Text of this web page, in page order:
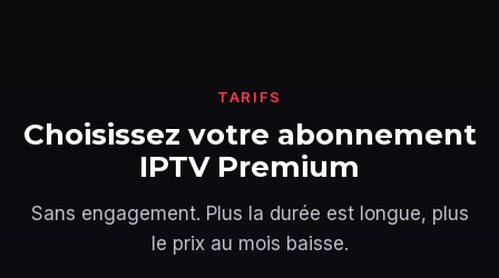
TARIFS
Choisissez votre abonnement
IPTV Premium
Sans engagement. Plus la durée est longue, plus
le prix au mois baisse.